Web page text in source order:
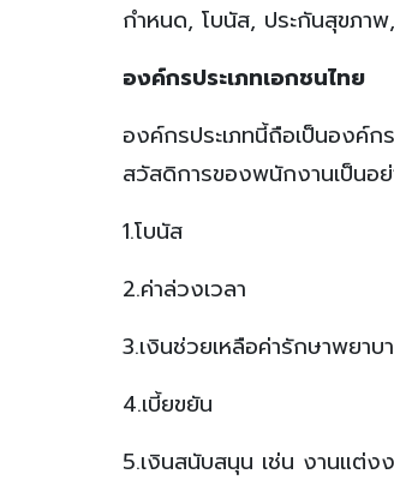
กำหนด, โบนัส, ประกันสุขภา
องค์กรประเภทเอกชนไทย
องค์กรประเภทนี้ถือเป็นองค์
สวัสดิการของพนักงานเป็นอ
1.โบนัส
2.ค่าล่วงเวลา
3.เงินช่วยเหลือค่ารักษาพยาบ
4.เบี้ยขยัน
5.เงินสนับสนุน เช่น งานแต่ง